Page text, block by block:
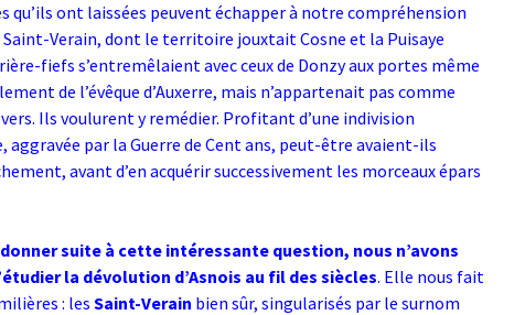
qu’ils ont laissées peuvent échapper à notre compréhension
Verain, dont le territoire jouxtait Cosne et la Puisaye
fiefs s’entremêlaient avec ceux de Donzy aux portes même
de l’évêque d’Auxerre, mais n’appartenait pas comme
Ils voulurent y remédier. Profitant d’une indivision
aggravée par la Guerre de Cent ans, peut-être avaient-ils
avant d’en acquérir successivement les morceaux épars
suite à cette intéressante question, nous n’avons
la dévolution d’Asnois au fil des siècles. Elle nous fait
: les Saint-Verain bien sûr, singularisés par le surnom